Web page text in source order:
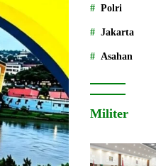
Polri
Jakarta
Asahan
Militer